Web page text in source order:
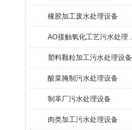
橡胶加工废水处理设备
塑料颗粒加工污水处理设备
酸菜腌制污水处理设备
制革厂污水处理设备
肉类加工污水处理设备